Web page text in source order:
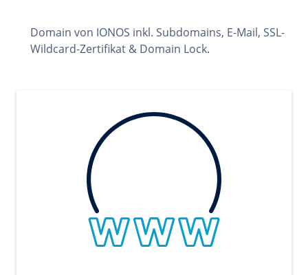
Domain von IONOS inkl. Subdomains, E-Mail, SSL-
Wildcard-Zertifikat & Domain Lock.